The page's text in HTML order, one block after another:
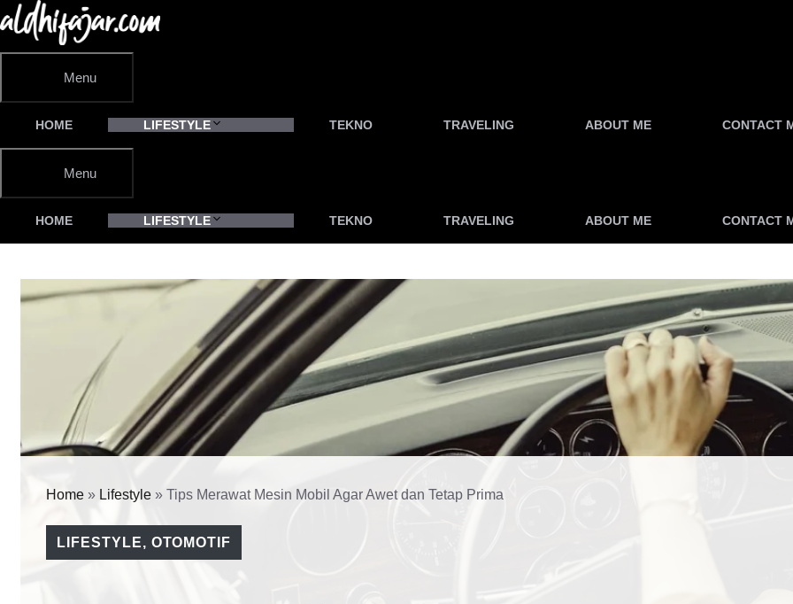
Langsung
ke
isi
Menu
HOME LIFESTYLE TEKNO TRAVELING ABOUT ME CONTACT
Menu
HOME LIFESTYLE TEKNO TRAVELING ABOUT ME CONTACT
Home » Lifestyle » Tips Merawat Mesin Mobil Agar Awet dan Tetap Prima
LIFESTYLE, OTOMOTIF